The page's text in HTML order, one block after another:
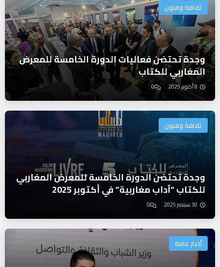
ثقافة وفنون
وجدة تحتضن فعاليات الدورة الخامسة للمعرض
المغاربي للكتاب
8 أكتوبر 2025 0
ثقافة وفنون
وجدة تحتضن الدورة الخامسة للمعرض المغاربي
للكتاب “آداب مغاربية” في أكتوبر 2025
30 سبتمبر 2025 0
أخبار عامة